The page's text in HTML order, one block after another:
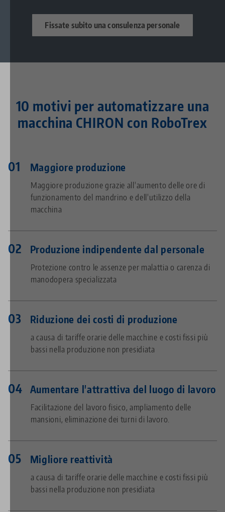
Fissate subito una consulenza personale
10 motivi per automatizzare una
macchina CHIRON con RoboTrex
Maggiore produzione
Maggiore produzione grazie all'aumento delle ore di
funzionamento del mandrino e dell'utilizzo della
macchina
Produzione indipendente dal personale
Protezione contro le assenze per malattia o carenza di
manodopera specializzata
Riduzione dei costi di produzione
a causa di tariffe orarie delle macchine e costi fissi più
bassi nella produzione non presidiata
Aumentare l'attrattiva del luogo di lavoro
Facilitazione del lavoro fisico, ampliamento delle
mansioni, eliminazione dei turni di lavoro.
Migliore reattività
a causa di tariffe orarie delle macchine e costi fissi più
bassi nella produzione non presidiata